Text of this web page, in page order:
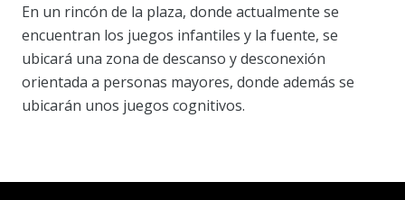
En un rincón de la plaza, donde actualmente se
encuentran los juegos infantiles y la fuente, se
ubicará una zona de descanso y desconexión
orientada a personas mayores, donde además se
ubicarán unos juegos cognitivos.